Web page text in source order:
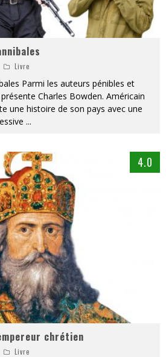
Livre
Parmi les auteurs pénibles et
Charles Bowden. Américain
une histoire de son pays avec une
...
4.0
chrétien
Livre